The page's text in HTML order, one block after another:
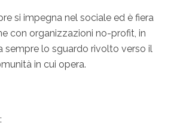
si impegna nel sociale ed è fiera
con organizzazioni no-profit, in
sempre lo sguardo rivolto verso il
in cui opera.
: